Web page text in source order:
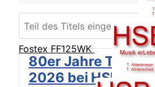
Fostex FF125WK
80er Jahre Treffen
2026 bei HSB